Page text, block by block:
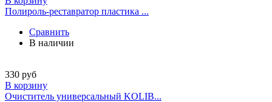
Полироль-реставратор пластика ...
Сравнить
В наличии
330 руб
В корзину
Очиститель универсальный KOLIB...